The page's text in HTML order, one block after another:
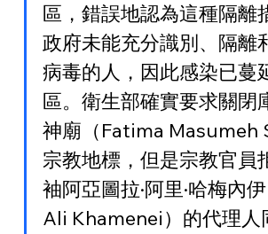
區，錯誤地認為這種隔離
政府未能充分識別、隔離
病毒的人，因此感染已蔓
區。衛生部確實要求關閉
神廟（Fatima Masumeh
宗教地標，但是宗教官員
袖阿亞圖拉·阿里·哈梅內
Ali Khamenei）的代理人